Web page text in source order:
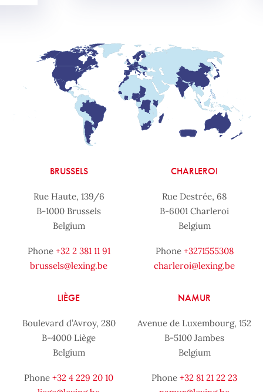
BRUSSELS
Rue Haute, 139/6
B-1000 Brussels
Belgium
Phone +32 2 381 11 91
brussels@lexing.be
CHARLEROI
Rue Destrée, 68
B-6001 Charleroi
Belgium
Phone +3271555308
charleroi@lexing.be
LIÈGE
Boulevard d’Avroy, 280
B-4000 Liège
Belgium
Phone +32 4 229 20 10
NAMUR
Avenue de Luxembourg, 152
B-5100 Jambes
Belgium
Phone +32 81 21 22 23